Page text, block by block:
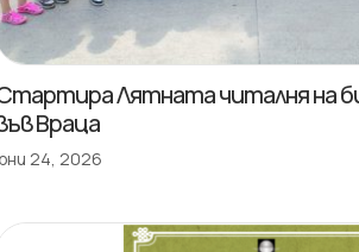
Лятната читалня на
Враца
24, 2026